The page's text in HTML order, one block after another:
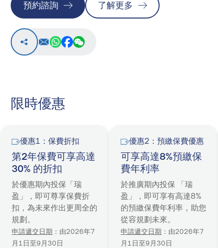
預約諮詢 了解更多
限時優惠
優惠1：保費折扣
第2年保費可享高達
30% 的折扣
於優惠期內投保「瑞
盈」，即可尊享保費折
扣，為未來作出更周全的
規劃。
申請遞交日期 ：由2026年7
月1日至9月30日
優惠2：預繳保費優惠
可享高達8%預繳保
費年利率
於推廣期內投保 「瑞
盈」，即可享有高達8%
的預繳保費年利率，助您
從容規劃未來。
申請遞交日期 ：由2026年7
月1日至9月30日